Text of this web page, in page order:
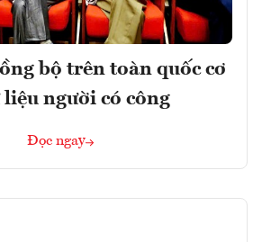
bộ trên toàn quốc cơ
liệu người có công
Đọc ngay